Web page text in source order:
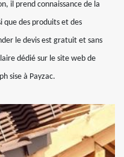
il prend connaissance de la
que des produits et des
le devis est gratuit et sans
dédié sur le site web de
sise à Payzac.